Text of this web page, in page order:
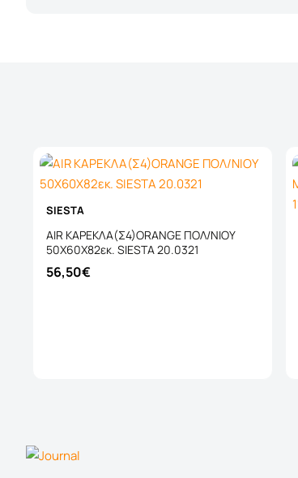
SIESTA
AIR ΚΑΡΕΚΛΑ(Σ4)ORANGE ΠΟΛ/ΝΙΟΥ
50X60X82εκ. SIESTA 20.0321
56,50€